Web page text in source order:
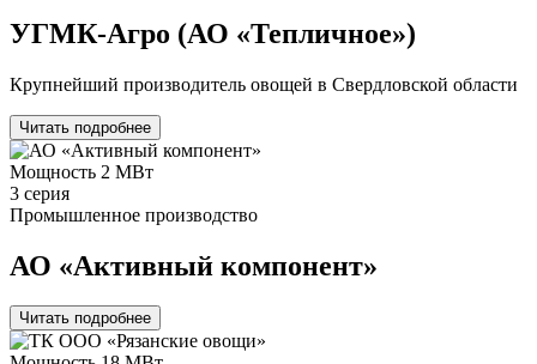
УГМК-Агро (АО «Тепличное»)
Крупнейший производитель овощей в Свердловской области
Читать подробнее
Мощность 2 МВт
3 серия
Промышленное производство
АО «Активный компонент»
Читать подробнее